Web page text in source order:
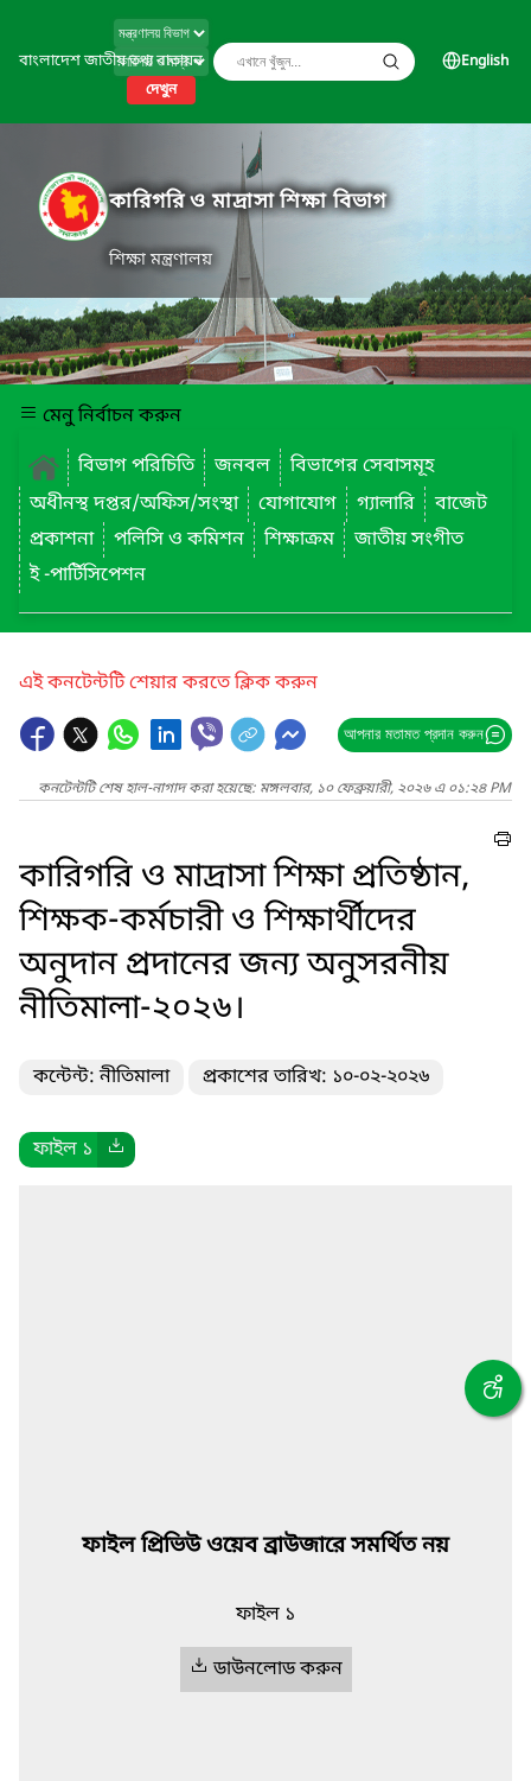
বাংলাদেশ জাতীয় তথ্য বাতায়ন
দেখুন
English
কারিগরি ও মাদ্রাসা শিক্ষা বিভাগ
শিক্ষা মন্ত্রণালয়
মেনু নির্বাচন করুন
বিভাগ পরিচিতি
জনবল
বিভাগের সেবাসমূহ
অধীনস্থ দপ্তর/অফিস/সংস্থা
যোগাযোগ গ্যালারি
বাজেট
প্রকাশনা
পলিসি ও কমিশন শিক্ষাক্রম
জাতীয় সংগীত
ই -পার্টিসিপেশন
এই কনটেন্টটি শেয়ার করতে ক্লিক করুন
আপনার মতামত প্রদান করুন
কনটেন্টটি শেষ হাল-নাগাদ করা হয়েছে: মঙ্গলবার, ১০ ফেব্রুয়ারী, ২০২৬ এ ০১:২৪ PM
কারিগরি ও মাদ্রাসা শিক্ষা প্রতিষ্ঠান,
শিক্ষক-কর্মচারী ও শিক্ষার্থীদের
অনুদান প্রদানের জন্য অনুসরনীয়
নীতিমালা-২০২৬।
কন্টেন্ট: নীতিমালা প্রকাশের তারিখ: ১০-০২-২০২৬
ফাইল ১
ফাইল প্রিভিউ ওয়েব ব্রাউজারে সমর্থিত নয়
ফাইল ১
ডাউনলোড করুন